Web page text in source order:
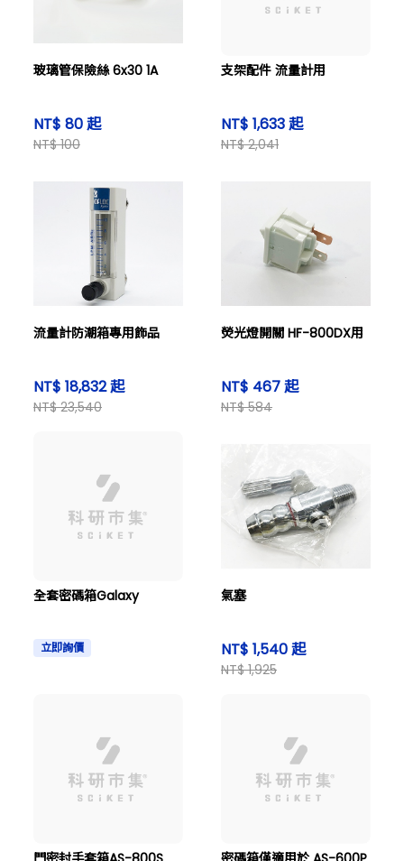
玻璃管保險絲 6x30 1A
NT$ 80 起
NT$ 100
支架配件 流量計用
NT$ 1,633 起
NT$ 2,041
流量計防潮箱專用飾品
NT$ 18,832 起
NT$ 23,540
熒光燈開關 HF-800DX用
NT$ 467 起
NT$ 584
全套密碼箱Galaxy
立即詢價
氣塞
NT$ 1,540 起
NT$ 1,925